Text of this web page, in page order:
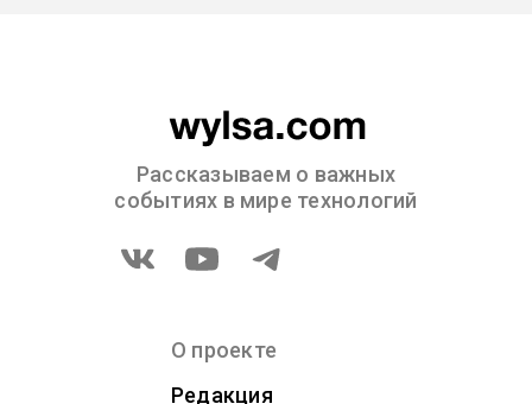
Рассказываем о важных
событиях в мире технологий
О проекте
Редакция